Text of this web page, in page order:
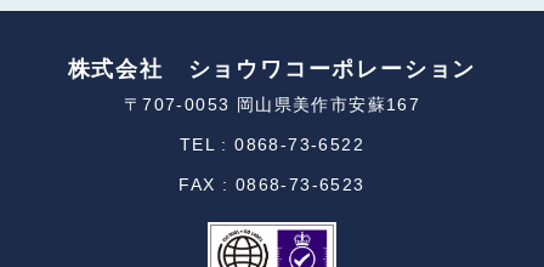
株式会社 ショウワコーポレーション
〒707-0053 岡山県美作市安蘇167
TEL : 0868-73-6522
FAX : 0868-73-6523